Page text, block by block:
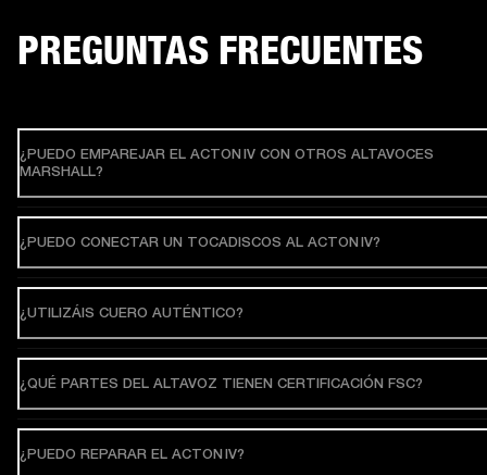
PREGUNTAS FRECUENTES
¿PUEDO EMPAREJAR EL ACTON IV CON OTROS ALTAVOCES
MARSHALL?
¿PUEDO CONECTAR UN TOCADISCOS AL ACTON IV?
¿UTILIZÁIS CUERO AUTÉNTICO?
¿QUÉ PARTES DEL ALTAVOZ TIENEN CERTIFICACIÓN FSC?
¿PUEDO REPARAR EL ACTON IV?